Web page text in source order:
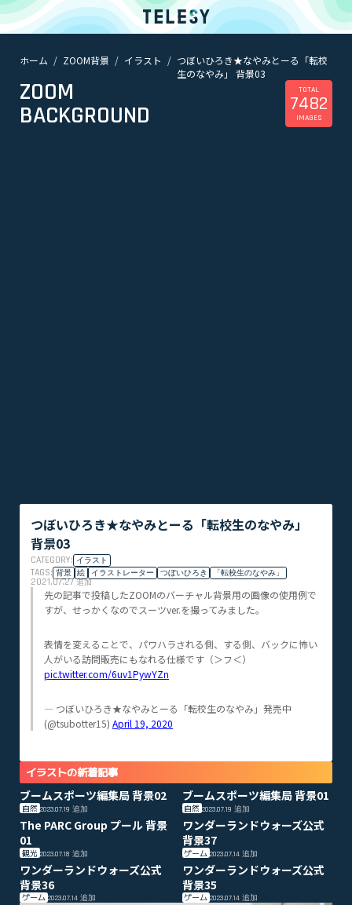
ホーム
ニュース
TELESYについて
ホーム ZOOM背景 イラスト
つぼいひろき★なやみとーる「転校
生のなやみ」 背景03
ZOOM
BACKGROUND
TOTAL
7482
IMAGES
つぼいひろき★なやみとーる「転校生のなやみ」
背景03
CATEGORY: イラスト
TAGS: 背景 絵 イラストレーター つぼいひろき 「転校生のなやみ」
2021.07.27追加
先の記事で投稿したZOOMのバーチャル背景用の画像の使用例で
すが、せっかくなのでスーツver.を撮ってみました。
表情を変えることで、パワハラされる側、する側、バックに怖い
人がいる訪問販売にもなれる仕様です（＞フ＜）
pic.twitter.com/6uv1PywYZn
— つぼいひろき★なやみとーる「転校生のなやみ」発売中
(@tsubotter15) April 19, 2020
イラストの新着記事
ブームスポーツ編集局 背景02
自然 2023.07.19 追加
ブームスポーツ編集局 背景01
自然 2023.07.19追加
The PARC Group プール 背景
01
観光 2023.07.18 追加
ワンダーランドウォーズ公式
背景37
ゲーム 2023.07.14追加
ワンダーランドウォーズ公式
背景36
ゲーム 2023.07.14 追加
ワンダーランドウォーズ公式
背景35
ゲーム 2023.07.14追加